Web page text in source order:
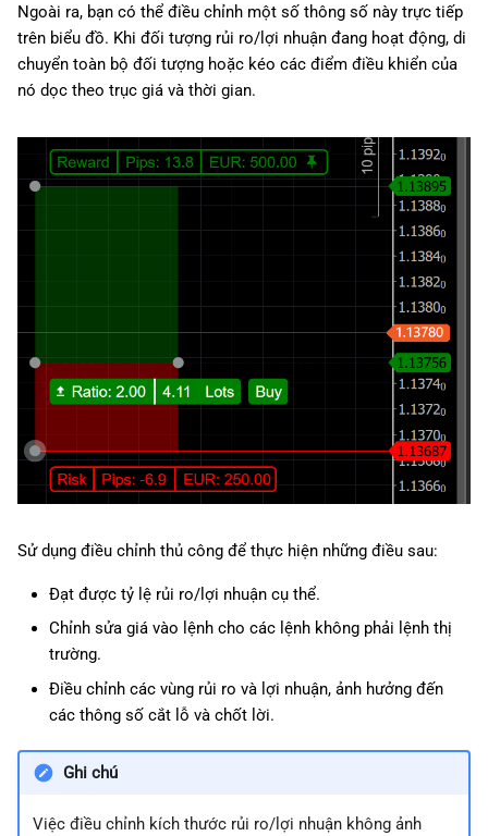
Ngoài ra, bạn có thể điều chỉnh một số thông số này trực tiếp
trên biểu đồ. Khi đối tượng rủi ro/lợi nhuận đang hoạt động, di
chuyển toàn bộ đối tượng hoặc kéo các điểm điều khiển của
nó dọc theo trục giá và thời gian.
Sử dụng điều chỉnh thủ công để thực hiện những điều sau:
Đạt được tỷ lệ rủi ro/lợi nhuận cụ thể.
Chỉnh sửa giá vào lệnh cho các lệnh không phải lệnh thị
trường.
Điều chỉnh các vùng rủi ro và lợi nhuận, ảnh hưởng đến
các thông số cắt lỗ và chốt lời.
Ghi chú
Việc điều chỉnh kích thước rủi ro/lợi nhuận không ảnh